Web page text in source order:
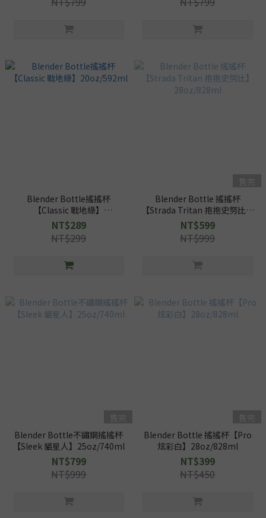
Blender Bottle搖搖杯
【Classic 戰地綠】
20oz/592ml
NT$289
NT$299
Blender Bottle 搖搖杯
【Strada Tritan 抱抱史努比】
28oz/828ml
NT$599
NT$999
Blender Bottle不鏽鋼搖搖杯
【Sleek 貓星人】25oz/740ml
NT$799
NT$999
Blender Bottle 搖搖杯【Pro
炫彩白】28oz/828ml
NT$399
NT$450